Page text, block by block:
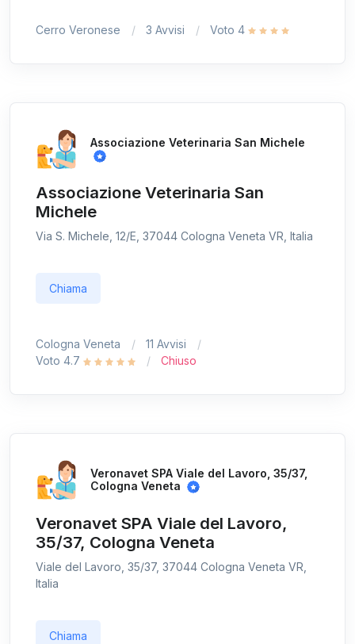
Cerro Veronese 3 Avvisi Voto 4
Associazione Veterinaria San Michele
Associazione Veterinaria San
Michele
Via S. Michele, 12/E, 37044 Cologna Veneta VR, Italia
Chiama
Cologna Veneta
11 Avvisi
Voto 4.7
Chiuso
Veronavet SPA Viale del Lavoro, 35/37,
Cologna Veneta
Veronavet SPA Viale del Lavoro,
35/37, Cologna Veneta
Viale del Lavoro, 35/37, 37044 Cologna Veneta VR,
Italia
Chiama